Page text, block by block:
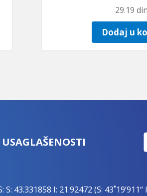
29.19 din
Dodaj u
USAGLAŠENOSTI
S: 43.331858 I: 21.92472 (S: 43˚19’911“